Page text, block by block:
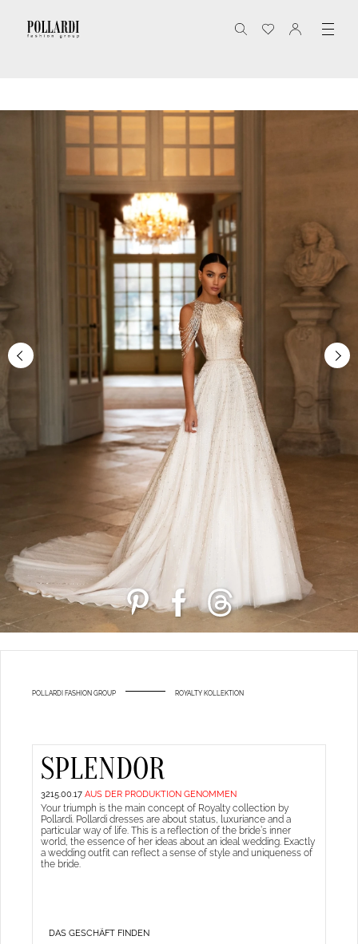
POLLARDI FASHION GROUP ROYALTY KOLLEKTION
SPLENDOR
3215.00.17 AUS DER PRODUKTION GENOMMEN
Your triumph is the main concept of Royalty collection by
Pollardi. Pollardi dresses are about status, luxuriance and a
particular way of life. This is a reflection of the bride’s inner
world, the essence of her ideas about an ideal wedding. Exactly
a wedding outfit can reflect a sense of style and uniqueness of
the bride.
DAS GESCHÄFT FINDEN